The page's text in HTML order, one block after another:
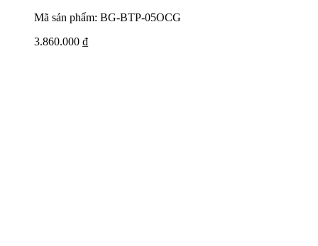
Mã sản phẩm: BG-BTP-05OCG
3.860.000 ₫